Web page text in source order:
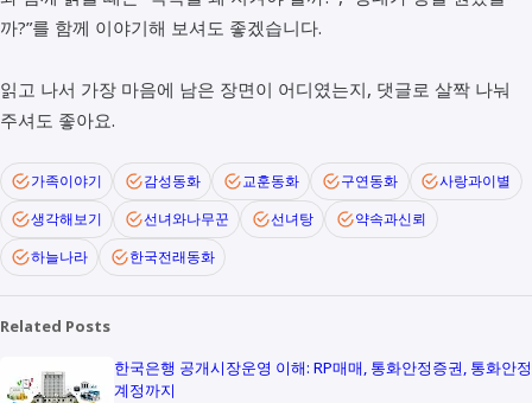
까?”를 함께 이야기해 보셔도 좋겠습니다.
읽고 나서 가장 마음에 남은 장면이 어디였는지, 댓글로 살짝 나눠
주셔도 좋아요.
가족이야기 감성동화 교훈동화 구연동화
사랑과이별
생각해보기
선녀와나무꾼 선녀탕
약속과신뢰
하늘나라
한국전래동화
Related Posts
한국은행 공개시장운영 이해: RP매매, 통화안정증권, 통화안정
계정까지